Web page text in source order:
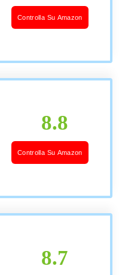
Controlla Su Amazon
8.8
Controlla Su Amazon
8.7